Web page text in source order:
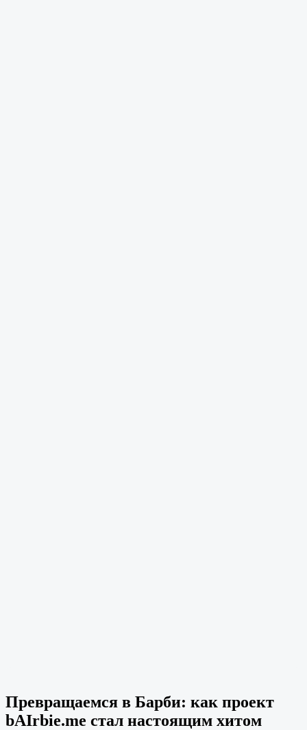
Превращаемся в Барби: как проект
bAIrbie.me стал настоящим хитом